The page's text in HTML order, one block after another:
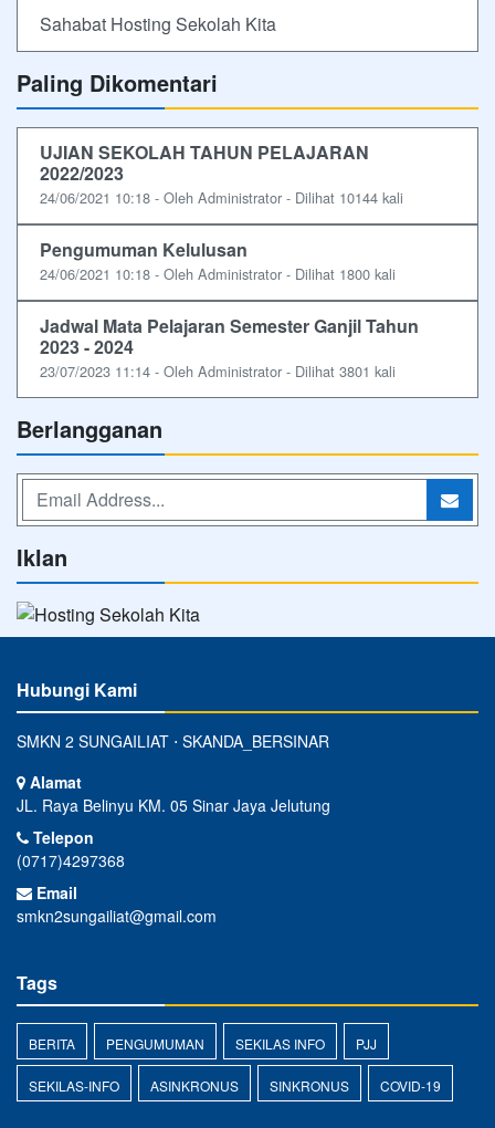
Sahabat Hosting Sekolah Kita
Paling Dikomentari
UJIAN SEKOLAH TAHUN PELAJARAN
2022/2023
24/06/2021 10:18 - Oleh Administrator - Dilihat 10144 kali
Pengumuman Kelulusan
24/06/2021 10:18 - Oleh Administrator - Dilihat 1800 kali
Jadwal Mata Pelajaran Semester Ganjil Tahun
2023 - 2024
23/07/2023 11:14 - Oleh Administrator - Dilihat 3801 kali
Berlangganan
Iklan
Hubungi Kami
SMKN 2 SUNGAILIAT ⋅ SKANDA_BERSINAR
Alamat
JL. Raya Belinyu KM. 05 Sinar Jaya Jelutung
Telepon
(0717)4297368
Email
smkn2sungailiat@gmail.com
Tags
BERITA PENGUMUMAN SEKILAS INFO PJJ
SEKILAS-INFO ASINKRONUS SINKRONUS COVID-19